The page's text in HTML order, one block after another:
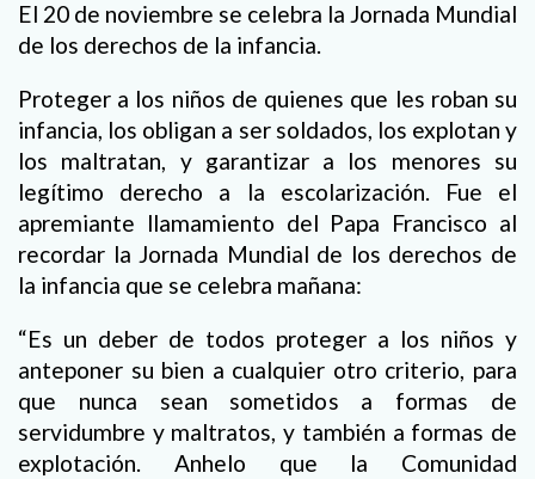
El 20 de noviembre se celebra la Jornada Mundial
de los derechos de la infancia.
Proteger a los niños de quienes que les roban su
infancia, los obligan a ser soldados, los explotan y
los maltratan, y garantizar a los menores su
legítimo derecho a la escolarización. Fue el
apremiante llamamiento del Papa Francisco al
recordar la Jornada Mundial de los derechos de
la infancia que se celebra mañana:
“Es un deber de todos proteger a los niños y
anteponer su bien a cualquier otro criterio, para
que nunca sean sometidos a formas de
servidumbre y maltratos, y también a formas de
explotación. Anhelo que la Comunidad